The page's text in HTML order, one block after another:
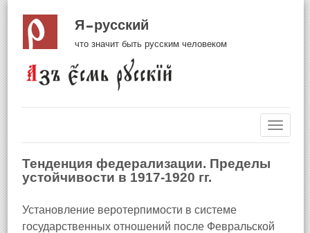
Я русский
что значит быть русским человеком
Тенденция федерализации. Пределы
устойчивости в 1917-1920 гг.
Установление веротерпимости в системе
государственных отношений после Февральской